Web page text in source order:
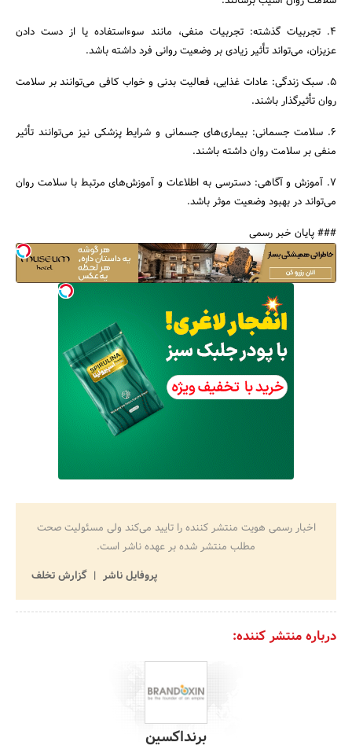
4. تجربیات گذشته: تجربیات منفی، مانند سوءاستفاده یا از دست دادن
عزیزان، می‌تواند تأثیر زیادی بر وضعیت روانی فرد داشته باشد.
5. سبک زندگی: عادات غذایی، فعالیت بدنی و خواب کافی می‌توانند بر سلامت
روان تأثیرگذار باشند.
6. سلامت جسمانی: بیماری‌های جسمانی و شرایط پزشکی نیز می‌توانند تأثیر
منفی بر سلامت روان داشته باشند.
7. آموزش و آگاهی: دسترسی به اطلاعات و آموزش‌های مرتبط با سلامت روان
می‌تواند در بهبود وضعیت موثر باشد.
### پایان خبر رسمی
اخبار رسمی هویت منتشر کننده را تایید می‌کند ولی مسئولیت صحت
مطلب منتشر شده بر عهده ناشر است.
پروفایل ناشر
گزارش تخلف
درباره منتشر کننده:
برنداکسین